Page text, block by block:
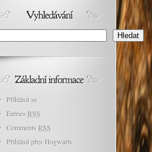
Hledat
Přihlásit se
Entries RSS
Comments RSS
Přihlásit přes Hogwarts